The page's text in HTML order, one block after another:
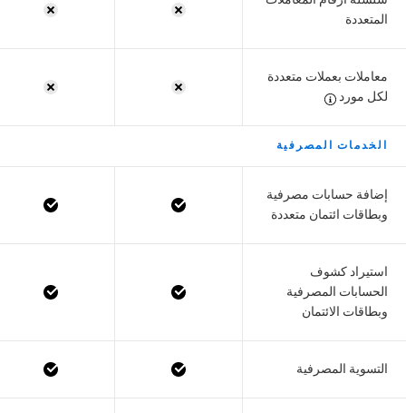
المتعددة
معاملات بعملات متعددة
لكل مورد
الخدمات المصرفية
إضافة حسابات مصرفية
وبطاقات ائتمان متعددة
استيراد كشوف
الحسابات المصرفية
وبطاقات الائتمان
التسوية المصرفية